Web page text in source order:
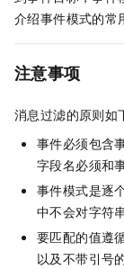
介绍事件模式的常
注意事项
消息过滤的原则如
事件必须包含
字段名必须和
事件模式是逐
中不会对字符
要匹配的值遵
以及不带引号